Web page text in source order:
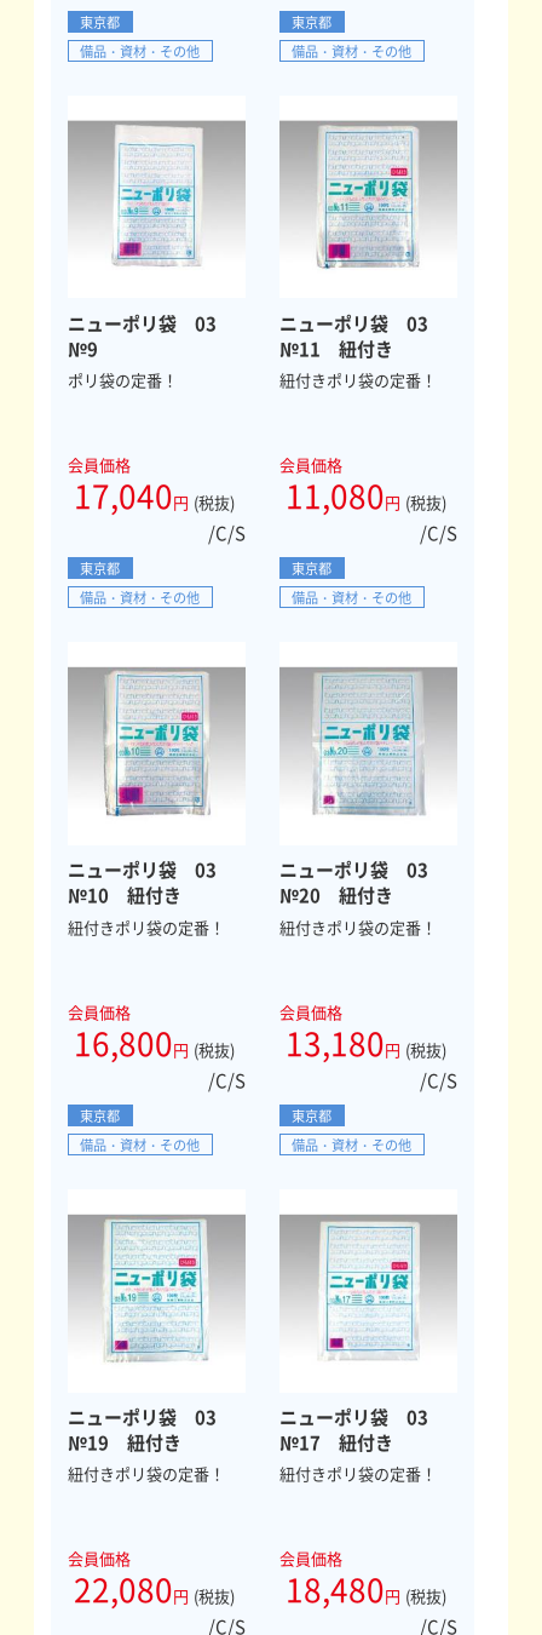
東京都
備品・資材・その他
東京都
備品・資材・その他
ニューポリ袋 03
№9
ポリ袋の定番！
会員価格
17,040円 (税抜)
/C/S
東京都
備品・資材・その他
ニューポリ袋 03
№11 紐付き
紐付きポリ袋の定番！
会員価格
11,080円 (税抜)
/C/S
東京都
備品・資材・その他
ニューポリ袋 03
№10 紐付き
紐付きポリ袋の定番！
会員価格
16,800円 (税抜)
/C/S
東京都
備品・資材・その他
ニューポリ袋 03
№20 紐付き
紐付きポリ袋の定番！
会員価格
13,180円 (税抜)
/C/S
東京都
備品・資材・その他
ニューポリ袋 03
№19 紐付き
紐付きポリ袋の定番！
会員価格
22,080円 (税抜)
/C/S
ニューポリ袋 03
№17 紐付き
紐付きポリ袋の定番！
会員価格
18,480円 (税抜)
/C/S